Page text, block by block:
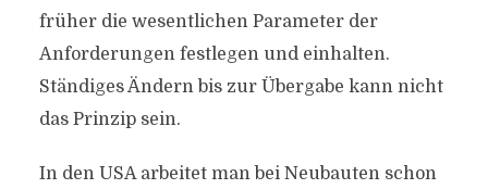
früher die wesentlichen Parameter der
Anforderungen festlegen und einhalten.
Ständiges Ändern bis zur Übergabe kann nicht
das Prinzip sein.
In den USA arbeitet man bei Neubauten schon